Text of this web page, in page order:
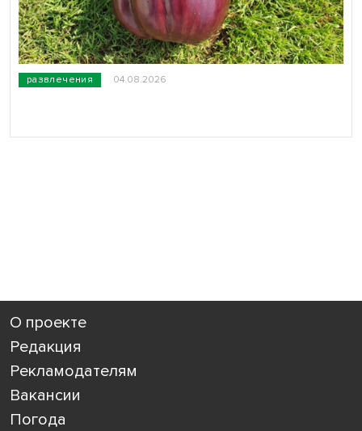
развлечения 04.08.2026
О проекте
Редакция
Рекламодателям
Вакансии
Погода